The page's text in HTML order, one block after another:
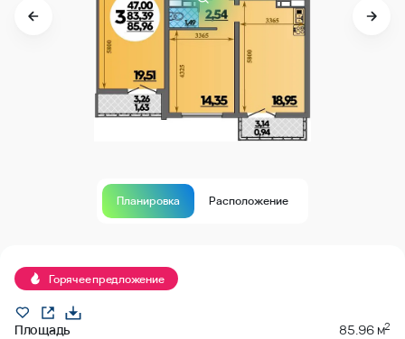
Планировка Расположение
Горячее предложение
Площадь 85.96 м2